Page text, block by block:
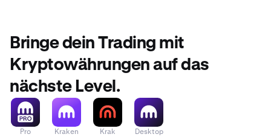
Bringe dein Trading mit
Kryptowährungen auf das
nächste Level.
Pro Kraken Krak Desktop